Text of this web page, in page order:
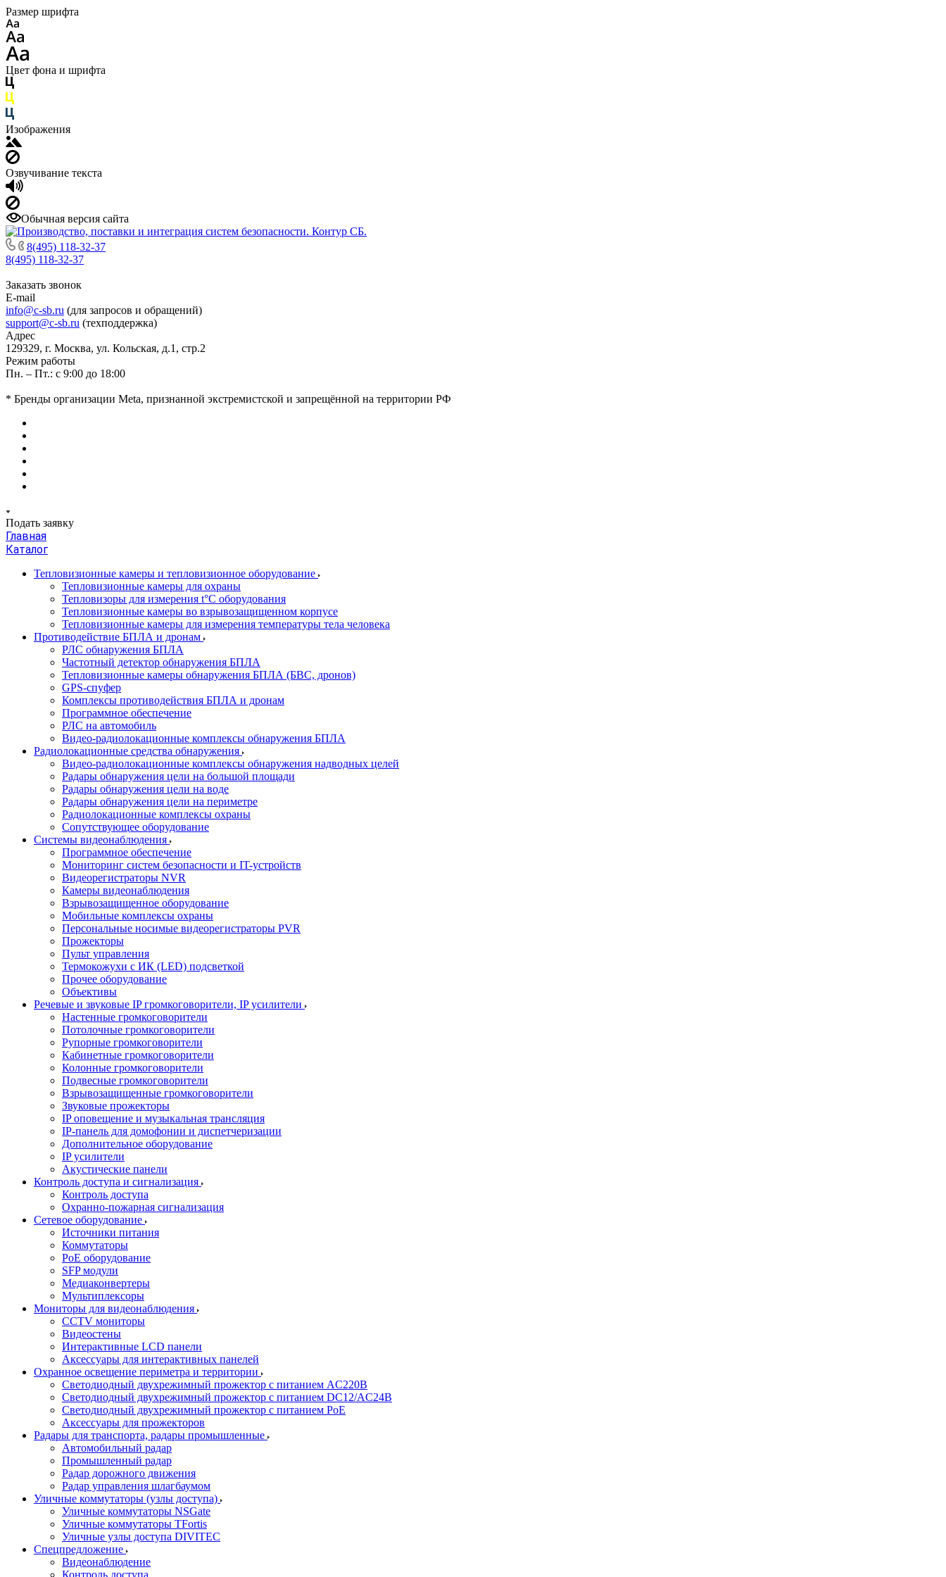
Размер шрифта
Цвет фона и шрифта
Изображения
Озвучивание текста
Обычная версия сайта
8(495) 118-32-37
8(495) 118-32-37
Заказать звонок
E-mail
info@c-sb.ru (для запросов и обращений)
support@c-sb.ru (техподдержка)
Адрес
129329, г. Москва, ул. Кольская, д.1, стр.2
Режим работы
Пн. – Пт.: с 9:00 до 18:00
* Бренды организации Meta, признанной экстремистской и запрещённой на территории РФ
Подать заявку
Главная
Каталог
Тепловизионные камеры и тепловизионное оборудование
Тепловизионные камеры для охраны
Тепловизоры для измерения t°С оборудования
Тепловизионные камеры во взрывозащищенном корпусе
Тепловизионные камеры для измерения температуры тела человека
Противодействие БПЛА и дронам
РЛС обнаружения БПЛА
Частотный детектор обнаружения БПЛА
Тепловизионные камеры обнаружения БПЛА (БВС, дронов)
GPS-спуфер
Комплексы противодействия БПЛА и дронам
Программное обеспечение
РЛС на автомобиль
Видео-радиолокационные комплексы обнаружения БПЛА
Радиолокационные средства обнаружения
Видео-радиолокационные комплексы обнаружения надводных целей
Радары обнаружения цели на большой площади
Радары обнаружения цели на воде
Радары обнаружения цели на периметре
Радиолокационные комплексы охраны
Сопутствующее оборудование
Системы видеонаблюдения
Программное обеспечение
Мониторинг систем безопасности и IT-устройств
Видеорегистраторы NVR
Камеры видеонаблюдения
Взрывозащищенное оборудование
Мобильные комплексы охраны
Персональные носимые видеорегистраторы PVR
Прожекторы
Пульт управления
Термокожухи с ИК (LED) подсветкой
Прочее оборудование
Объективы
Речевые и звуковые IP громкоговорители, IP усилители
Настенные громкоговорители
Потолочные громкоговорители
Рупорные громкоговорители
Кабинетные громкоговорители
Колонные громкоговорители
Подвесные громкоговорители
Взрывозащищенные громкоговорители
Звуковые прожекторы
IP оповещение и музыкальная трансляция
IP-панель для домофонии и диспетчеризации
Дополнительное оборудование
IP усилители
Акустические панели
Контроль доступа и сигнализация
Контроль доступа
Охранно-пожарная сигнализация
Сетевое оборудование
Источники питания
Коммутаторы
PoE оборудование
SFP модули
Медиаконвертеры
Мультиплексоры
Мониторы для видеонаблюдения
CCTV мониторы
Видеостены
Интерактивные LCD панели
Аксессуары для интерактивных панелей
Охранное освещение периметра и территории
Светодиодный двухрежимный прожектор с питанием AC220В
Светодиодный двухрежимный прожектор с питанием DC12/AC24В
Светодиодный двухрежимный прожектор с питанием PoE
Аксессуары для прожекторов
Радары для транспорта, радары промышленные
Автомобильный радар
Промышленный радар
Радар дорожного движения
Радар управления шлагбаумом
Уличные коммутаторы (узлы доступа)
Уличные коммутаторы NSGate
Уличные коммутаторы TFortis
Уличные узлы доступа DIVITEC
Спецпредложение
Видеонаблюдение
Контроль доступа